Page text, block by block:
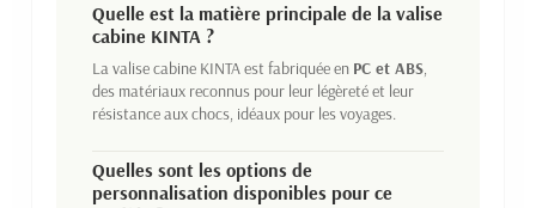
Quelle est la matière principale de la valise
cabine KINTA ?
La valise cabine KINTA est fabriquée en PC et ABS,
des matériaux reconnus pour leur légèreté et leur
résistance aux chocs, idéaux pour les voyages.
Quelles sont les options de
personnalisation disponibles pour ce